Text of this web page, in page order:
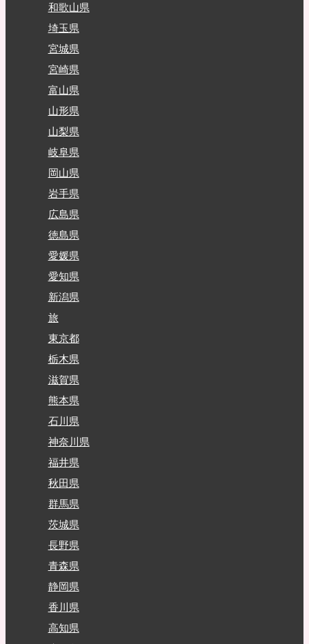
和歌山県
埼玉県
宮城県
宮崎県
富山県
山形県
山梨県
岐阜県
岡山県
岩手県
広島県
徳島県
愛媛県
愛知県
新潟県
旅
東京都
栃木県
滋賀県
熊本県
石川県
神奈川県
福井県
秋田県
群馬県
茨城県
長野県
青森県
静岡県
香川県
高知県